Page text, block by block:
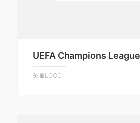
UEFA Champions League
矢量LOGO